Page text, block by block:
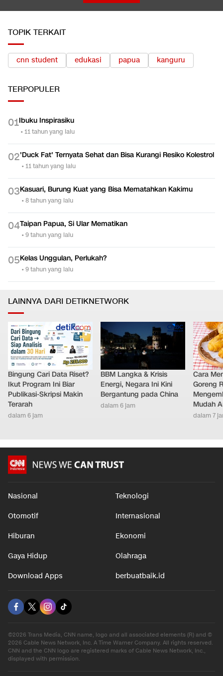
TOPIK TERKAIT
cnn student edukasi papua kanguru
TERPOPULER
01Ibuku Inspirasiku
•11 tahun yang lalu
02'Duck Fat' Ternyata Sehat dan Bisa Kurangi Resiko Kolestrol
•11 tahun yang lalu
03Kasuari, Burung Kuat yang Bisa Mematahkan Kakimu
•8 tahun yang lalu
04Taipan Papua, Si Ular Mematikan
•9 tahun yang lalu
05Kelas Unggulan, Perlukah?
•9 tahun yang lalu
LAINNYA DARI DETIKNETWORK
Bingung Cari Data Riset?
Ikut Program Ini Biar
Publikasi-Skripsi Makin
Terarah
dalam 6 jam
BBM Langka & Krisis
Energi, Negara Ini Kini
Bergantung pada China
dalam 6 jam
Cara
Goreng
Mudah
dalam 7
Nasional Teknologi
Otomotif Internasional
Hiburan Ekonomi
Gaya Hidup Olahraga
Download Apps berbuatbaik.id
©2026 Trans Media, CNN name, logo and all associated elements (R) and ©
2026 Cable News Network, Inc. A Time Warner Company. All rights reserved.
CNN and the CNN logo are registered marks of Cable News Network, Inc.,
displayed with permission.